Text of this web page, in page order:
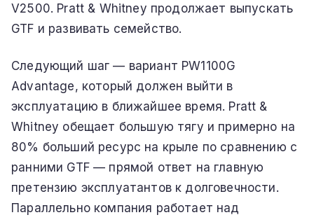
V2500. Pratt & Whitney продолжает выпускать
GTF и развивать семейство.
Следующий шаг — вариант PW1100G
Advantage, который должен выйти в
эксплуатацию в ближайшее время. Pratt &
Whitney обещает большую тягу и примерно на
80% больший ресурс на крыле по сравнению с
ранними GTF — прямой ответ на главную
претензию эксплуатантов к долговечности.
Параллельно компания работает над